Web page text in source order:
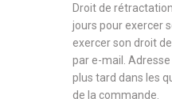
Droit de
jours pour exercer
exercer son droit
par e-mail.
plus tard dans les
de la commande.